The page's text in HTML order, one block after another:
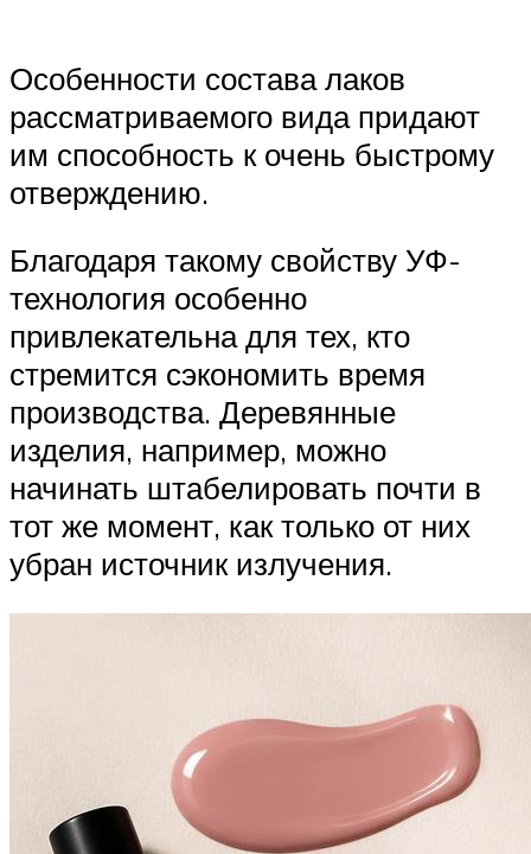
Особенности состава лаков
рассматриваемого вида придают
им способность к очень быстрому
отверждению.
Благодаря такому свойству УФ-
технология особенно
привлекательна для тех, кто
стремится сэкономить время
производства. Деревянные
изделия, например, можно
начинать штабелировать почти в
тот же момент, как только от них
убран источник излучения.